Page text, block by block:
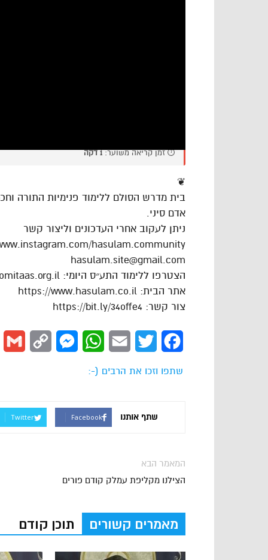
⏱️ זמן קריאה משוער:1 דקה
❦
בית מדרש הסולם ללימוד פנימיות התורה
אדם סיני.
ניתן לעקוב אחרי העדכונים וליצור קשר
hasulam.community
hasulam.site@gmail.com
הצטרפו ללימוד התע״ס היומי: https://dafhayomitaas.org.il
אתר הבית: https://www.hasulam.co.il
צור קשר: https://bit.ly/34offe4
Facebook
Twitter
Email
WhatsApp
Messenger
Copy
שתפו וזכו את הרבים (-:
שתף אותנו Facebook
Twitter
המאמר הבא
הצילנו מקליפת עמלק קודם פורים
מאמרים קשורים תוכן קודם